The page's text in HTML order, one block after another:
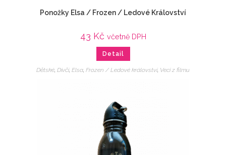
Ponožky Elsa / Frozen / Ledové Království
43 Kč včetně DPH
Detail
Dětské Dívčí, Elsa Frozen / Ledové království, Veci z filmu